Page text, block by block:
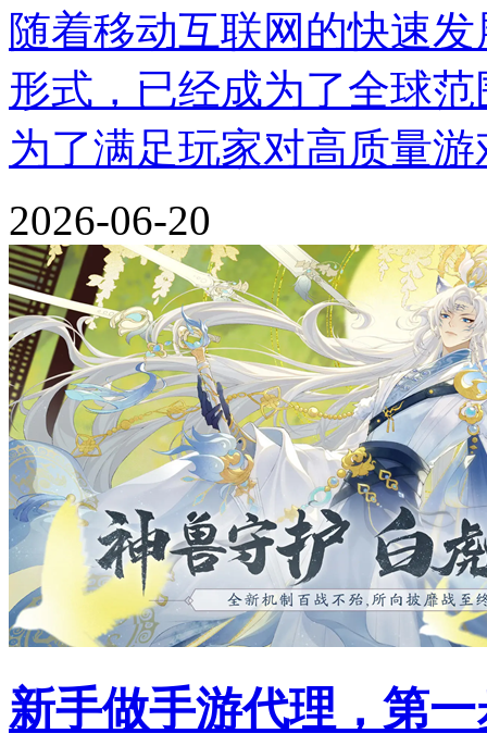
随着移动互联网的快速
形式，已经成为了全球
为了满足玩家对高质量
2026-06-20
新手做手游代理，第